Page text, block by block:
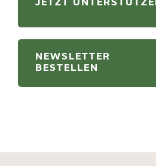
JETZT
NEWSLETTER
BESTELLEN